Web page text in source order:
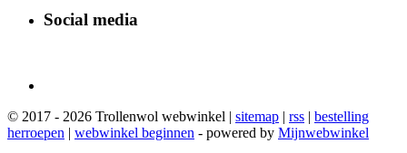
Social media
© 2017 - 2026 Trollenwol webwinkel | sitemap | rss | bestelling
herroepen | webwinkel beginnen - powered by Mijnwebwinkel